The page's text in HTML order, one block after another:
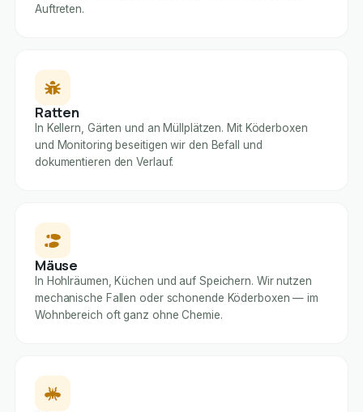
Auftreten.
Ratten
In Kellern, Gärten und an Müllplätzen. Mit Köderboxen
und Monitoring beseitigen wir den Befall und
dokumentieren den Verlauf.
Mäuse
In Hohlräumen, Küchen und auf Speichern. Wir nutzen
mechanische Fallen oder schonende Köderboxen — im
Wohnbereich oft ganz ohne Chemie.